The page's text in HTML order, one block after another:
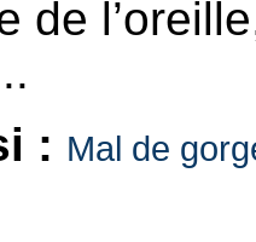
de
: Mal de